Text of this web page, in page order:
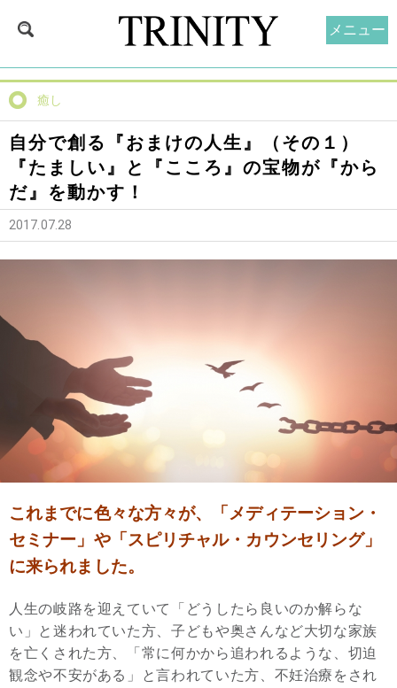
癒し
自分で創る『おまけの人生』（その１）
『たましい』と『こころ』の宝物が『から
だ』を動かす！
2017.07.28
これまでに色々な方々が、「メディテーション・
セミナー」や「スピリチャル・カウンセリング」
に来られました。
人生の岐路を迎えていて「どうしたら良いのか解らな
い」と迷われていた方、子どもや奥さんなど大切な家族
を亡くされた方、「常に何かから追われるような、切迫
観念や不安がある」と言われていた方、不妊治療をされ
メニュー